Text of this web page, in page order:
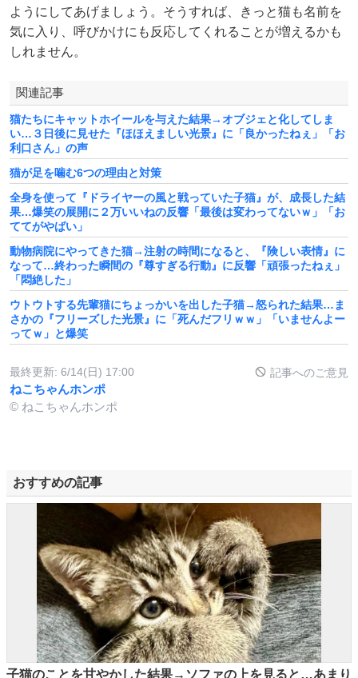
ようにしてあげましょう。そうすれば、きっと猫も名前を
気に入り、呼びかけにも反応してくれることが増えるかも
しれません。
関連記事
猫たちにキャットホイールを与えた結果→オブジェと化してしま
い…３日後に見せた『ほほえましい光景』に「良かったねぇ」「お
利口さん」の声
猫が足を噛む6つの理由と対策
全身を使って『ドライヤーの風と戦っていた子猫』が、成長した結
果…爆笑の展開に２万いいねの反響「最後は変わってないｗ」「お
ててがやばい」
動物病院にやってきた猫→注射の時間になると、『険しい表情』に
なって…終わった瞬間の『尊すぎる行動』に反響「頑張ったねぇ」
「悶絶した」
ウトウトする先輩猫にちょっかいを出した子猫→怒られた結果…ま
さかの『フリーズした光景』に「死んだフリｗｗ」「いませんよー
ってｗ」と爆笑
最終更新: 6/14(日) 17:00 記事へのご意見
ねこちゃんホンポ
© ねこちゃんホンポ
おすすめの記事
子猫のことを甘やかした結果→ソファの上を見ると…あまり